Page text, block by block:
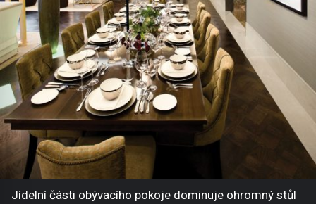
Jídelní části obývacího pokoje dominuje ohromný stůl